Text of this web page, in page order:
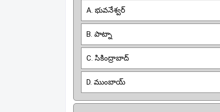
A. భువనేశ్వర్
B. పాట్నా
C. సికింద్రాబాద్
D. ముంబాయ్